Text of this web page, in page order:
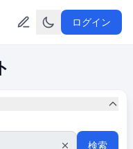
ログイン
検索